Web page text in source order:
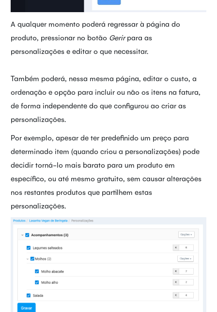
A qualquer momento poderá regressar à página do
produto, pressionar no botão Gerirpara as
personalizações e editar o que necessitar.
Também poderá, nessa mesma página, editar o custo, a
ordenação e opção para incluir ou não os itens na fatura,
de forma independente do que configurou ao criar as
personalizações.
Por exemplo, apesar de ter predefinido um preço para
determinado item (quando criou a personalizações) pode
decidir torná-lo mais barato para um produto em
específico, ou até mesmo gratuito, sem causar alterações
nos restantes produtos que partilhem estas
personalizações.